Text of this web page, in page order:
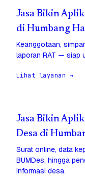
Jasa Bikin
di Humbang
Keanggotaan,
laporan RAT — siap
Lihat layanan →
Jasa Bikin
Desa di
Surat online, data
BUMDes, hingga
informasi desa.